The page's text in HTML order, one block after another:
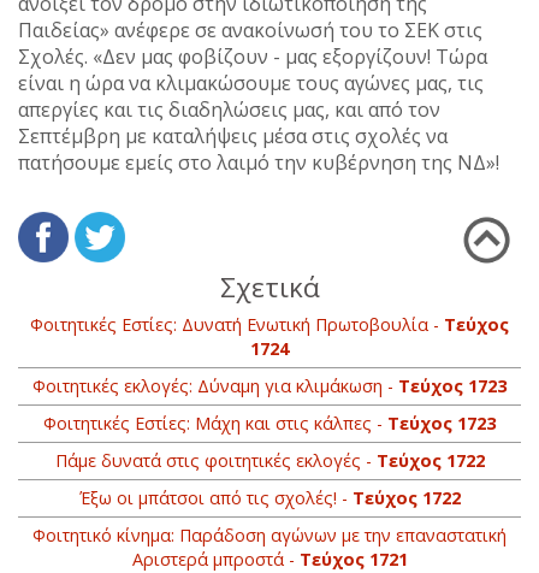
Παιδείας» ανέφερε σε ανακοίνωσή του το ΣΕΚ στις
Σχολές. «Δεν μας φοβίζουν - μας εξοργίζουν! Τώρα
είναι η ώρα να κλιμακώσουμε τους αγώνες μας, τις
απεργίες και τις διαδηλώσεις μας, και από τον
Σεπτέμβρη με καταλήψεις μέσα στις σχολές να
πατήσουμε εμείς στο λαιμό την κυβέρνηση της ΝΔ»!
Σχετικά
Φοιτητικές Εστίες: Δυνατή Ενωτική Πρωτοβουλία - Τεύχος
1724
Φοιτητικές εκλογές: Δύναμη για κλιμάκωση - Τεύχος 1723
Φοιτητικές Εστίες: Μάχη και στις κάλπες - Τεύχος 1723
Πάμε δυνατά στις φοιτητικές εκλογές - Τεύχος 1722
Έξω οι μπάτσοι από τις σχολές! - Τεύχος 1722
Φοιτητικό κίνημα: Παράδοση αγώνων με την επαναστατική
Αριστερά μπροστά - Τεύχος 1721